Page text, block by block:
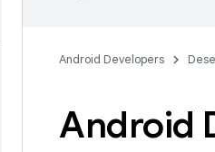
Android Developers
Android